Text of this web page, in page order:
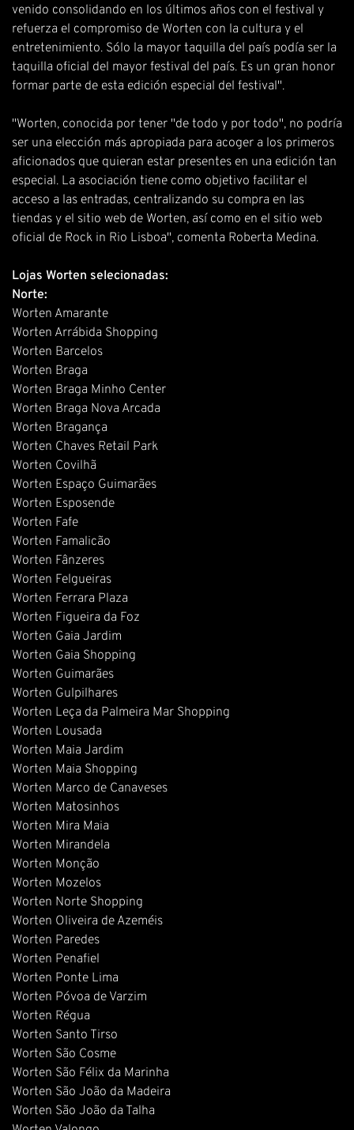
venido consolidando en los últimos años con el festival y
refuerza el compromiso de Worten con la cultura y el
entretenimiento. Sólo la mayor taquilla del país podía ser la
taquilla oficial del mayor festival del país. Es un gran honor
formar parte de esta edición especial del festival".
"Worten, conocida por tener "de todo y por todo", no podría
ser una elección más apropiada para acoger a los primeros
aficionados que quieran estar presentes en una edición tan
especial. La asociación tiene como objetivo facilitar el
acceso a las entradas, centralizando su compra en las
tiendas y el sitio web de Worten, así como en el sitio web
oficial de Rock in Rio Lisboa", comenta Roberta Medina.
Lojas Worten selecionadas:
Norte:
Worten Amarante
Worten Arrábida Shopping
Worten Barcelos
Worten Braga
Worten Braga Minho Center
Worten Braga Nova Arcada
Worten Bragança
Worten Chaves Retail Park
Worten Covilhã
Worten Espaço Guimarães
Worten Esposende
Worten Fafe
Worten Famalicão
Worten Fânzeres
Worten Felgueiras
Worten Ferrara Plaza
Worten Figueira da Foz
Worten Gaia Jardim
Worten Gaia Shopping
Worten Guimarães
Worten Gulpilhares
Worten Leça da Palmeira Mar Shopping
Worten Lousada
Worten Maia Jardim
Worten Maia Shopping
Worten Marco de Canaveses
Worten Matosinhos
Worten Mira Maia
Worten Mirandela
Worten Monção
Worten Mozelos
Worten Norte Shopping
Worten Oliveira de Azeméis
Worten Paredes
Worten Penafiel
Worten Ponte Lima
Worten Póvoa de Varzim
Worten Régua
Worten Santo Tirso
Worten São Cosme
Worten São Félix da Marinha
Worten São João da Madeira
Worten São João da Talha